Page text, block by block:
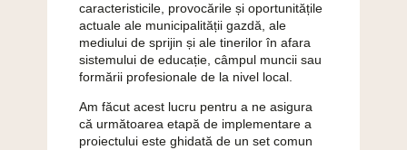
caracteristicile, provocările și oportunitățile
actuale ale municipalității gazdă, ale
mediului de sprijin și ale tinerilor în afara
sistemului de educație, câmpul muncii sau
formării profesionale de la nivel local.
Am făcut acest lucru pentru a ne asigura
că următoarea etapă de implementare a
proiectului este ghidată de un set comun